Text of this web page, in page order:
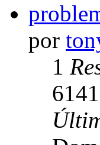
por
1
6141